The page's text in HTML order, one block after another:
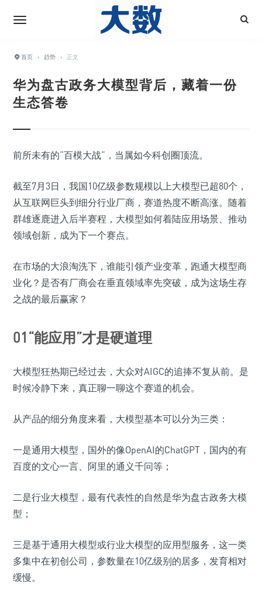
首页 › 趋势 › 正文
华为盘古政务大模型背后，藏着一份
生态答卷
前所未有的“百模大战”，当属如今科创圈顶流。
截至7月3日，我国10亿级参数规模以上大模型已超80个，
从互联网巨头到细分行业厂商，赛道热度不断高涨。随着
群雄逐鹿进入后半赛程，大模型如何着陆应用场景、推动
领域创新，成为下一个赛点。
在市场的大浪淘洗下，谁能引领产业变革，跑通大模型商
业化？是否有厂商会在垂直领域率先突破，成为这场生存
之战的最后赢家？
01“能应用”才是硬道理
大模型狂热期已经过去，大众对AIGC的追捧不复从前。是
时候冷静下来，真正聊一聊这个赛道的机会。
从产品的细分角度来看，大模型基本可以分为三类：
一是通用大模型，国外的像OpenAI的ChatGPT，国内的有
百度的文心一言、阿里的通义千问等；
二是行业大模型，最有代表性的自然是华为盘古政务大模
型；
三是基于通用大模型或行业大模型的应用型服务，这一类
多集中在初创公司，参数量在10亿级别的居多，发育相对
缓慢。